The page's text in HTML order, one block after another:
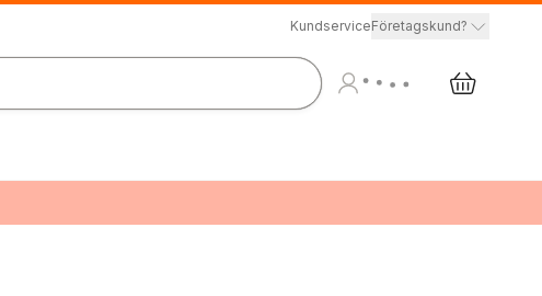
KundserviceFöretagskund?